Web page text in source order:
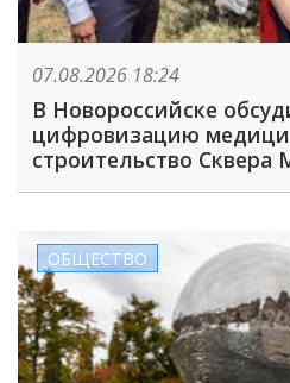
07.08.2026 18:24
В Новороссийске
цифровизацию
строительство Сквера
ОБЩЕСТВО